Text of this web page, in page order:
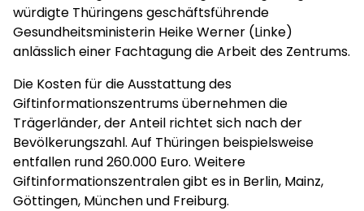
würdigte Thüringens geschäftsführende
Gesundheitsministerin Heike Werner (Linke)
anlässlich einer Fachtagung die Arbeit des Zentrums.
Die Kosten für die Ausstattung des
Giftinformationszentrums übernehmen die
Trägerländer, der Anteil richtet sich nach der
Bevölkerungszahl. Auf Thüringen beispielsweise
entfallen rund 260.000 Euro. Weitere
Giftinformationszentralen gibt es in Berlin, Mainz,
Göttingen, München und Freiburg.